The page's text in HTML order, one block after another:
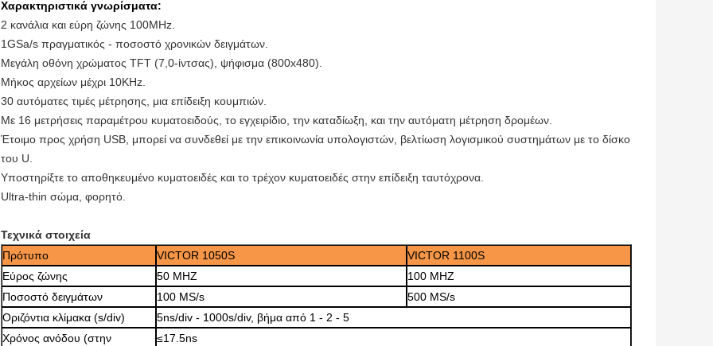
Χαρακτηριστικά γνωρίσματα:
2 κανάλια και εύρη ζώνης 100MHz.
1GSa/s πραγματικός - ποσοστό χρονικών δειγμάτων.
Μεγάλη οθόνη χρώματος TFT (7,0-ίντσας), ψήφισμα (800x480).
Μήκος αρχείων μέχρι 10KHz.
30 αυτόματες τιμές μέτρησης, μια επίδειξη κουμπιών.
Με 16 μετρήσεις παραμέτρου κυματοειδούς, το εγχειρίδιο, την καταδίωξη, και την αυτόματη μέτρηση δρομέων.
Έτοιμο προς χρήση USB, μπορεί να συνδεθεί με την επικοινωνία υπολογιστών, βελτίωση λογισμικού συστημάτων με το δίσκο
του U.
Υποστηρίξτε το αποθηκευμένο κυματοειδές και το τρέχον κυματοειδές στην επίδειξη ταυτόχρονα.
Ultra-thin σώμα, φορητό.
Τεχνικά στοιχεία
Πρότυπο
VICTOR 1050S
VICTOR 1100S
Εύρος ζώνης
50 MHZ
100 MHZ
Ποσοστό δειγμάτων
100 MS/s
500 MS/s
Οριζόντια κλίμακα (s/div)
5ns/div - 1000s/div, βήμα από 1 - 2 - 5
Χρόνος ανόδου (στην
≤17.5ns